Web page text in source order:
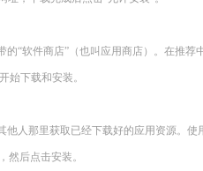
的“软件商店”（也叫应用商店）。在推
始下载和安装。
他人那里获取已经下载好的应用资源。
然后点击安装。